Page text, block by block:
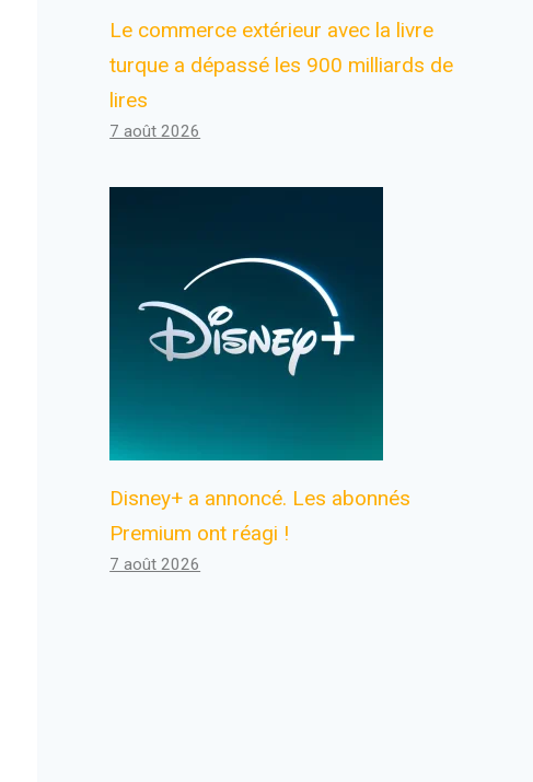
Le commerce extérieur avec la livre
turque a dépassé les 900 milliards de
lires
7 août 2026
Disney+ a annoncé. Les abonnés
Premium ont réagi !
7 août 2026